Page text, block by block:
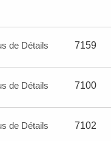
de Détails 7159
de Détails 7100
de Détails 7102